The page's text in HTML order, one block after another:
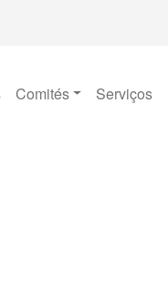
Comités Serviços